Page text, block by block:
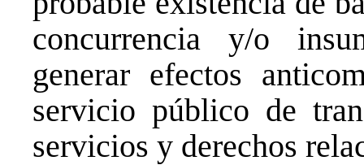
concurrencia y/o
generar efectos
servicio público de
servicios y derechos